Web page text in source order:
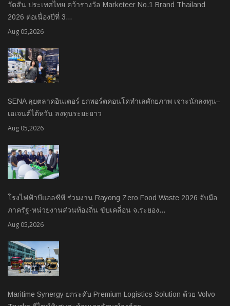
วัตสัน ประเทศไทย คว้ารางวัล Marketeer No.1 Brand Thailand
2026 ต่อเนื่องปีที่ 3…
Aug 05,2026
SENA ลุยตลาดอินเตอร์ ยกพอร์ตคอนโดทำเลศักยภาพ เจาะนักลงทุน–
เอเจนต์ไต้หวัน ลงทุนระยะยาว
Aug 05,2026
โรงไฟฟ้าบีแอลซีพี ร่วมงาน Rayong Zero Food Waste 2026 จับมือ
ภาครัฐ-หน่วยงานส่วนท้องถิ่น ขับเคลื่อน จ.ระยอง…
Aug 05,2026
Maritime Synergy ยกระดับ Premium Logistics Solution ด้วย Volvo